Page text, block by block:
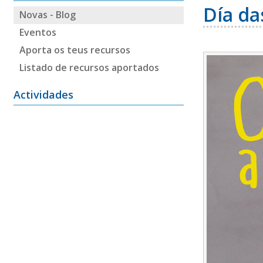
Novas - Blog
Eventos
Aporta os teus recursos
Listado de recursos aportados
Actividades
Día